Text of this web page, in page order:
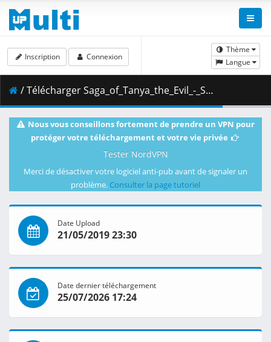
Thème
Langue
Inscription Connexion
/ Télécharger Saga_of_Tanya_the_Evil_-_S00E08__ae_War_Report.mp4.002 ( 465.16 MB )
Nous vous conseillons fortement de prendre un VPN pour
protéger votre téléchargement et votre vie privée
Tester NordVPN
Merci de désactiver votre logiciel anti-pub avant de signaler un
problème. Consulter la page tutoriel
Date Upload
21/05/2019 23:30
Date dernier téléchargement
25/07/2026 17:24